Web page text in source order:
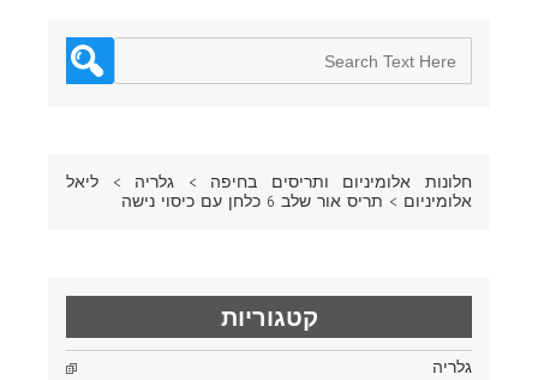
חלונות אלומיניום ותריסים בחיפה > גלריה > ליאל
אלומיניום > תריס אור שלב 6 כלחן עם כיסוי נישה
קטגוריות
גלריה